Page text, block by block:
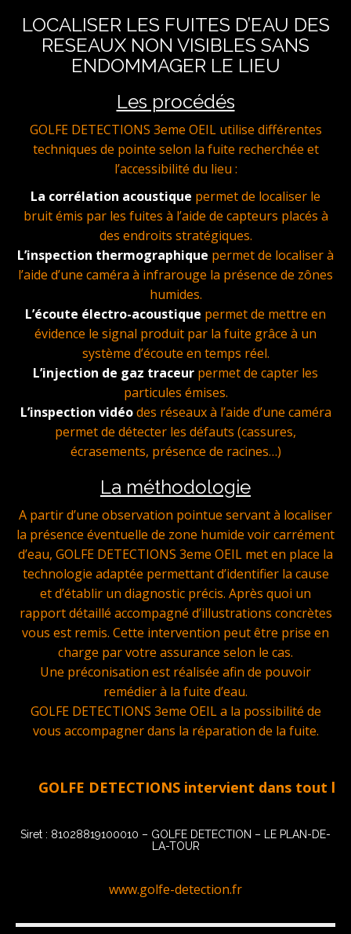
LOCALISER LES FUITES D’EAU DES
RESEAUX NON VISIBLES SANS
ENDOMMAGER LE LIEU
Les procédés
GOLFE DETECTIONS 3eme OEIL utilise différentes
techniques de pointe selon la fuite recherchée et
l’accessibilité du lieu :
La corrélation acoustique permet de localiser le
bruit émis par les fuites à l’aide de capteurs placés à
des endroits stratégiques.
L’inspection thermographique permet de localiser à
l’aide d’une caméra à infrarouge la présence de zônes
humides.
L’écoute électro-acoustique permet de mettre en
évidence le signal produit par la fuite grâce à un
système d’écoute en temps réel.
L’injection de gaz traceur permet de capter les
particules émises.
L’inspection vidéodes réseaux à l’aide d’une caméra
permet de détecter les défauts (cassures,
écrasements, présence de racines…)
La méthodologie
A partir d’une observation pointue servant à localiser
la présence éventuelle de zone humide voir carrément
d’eau, GOLFE DETECTIONS 3eme OEIL met en place la
technologie adaptée permettant d’identifier la cause
et d’établir un diagnostic précis. Après quoi un
rapport détaillé accompagné d’illustrations concrètes
vous est remis. Cette intervention peut être prise en
charge par votre assurance selon le cas.
Une préconisation est réalisée afin de pouvoir
remédier à la fuite d’eau.
GOLFE DETECTIONS 3eme OEIL a la possibilité de
vous accompagner dans la réparation de la fuite.
GOLFE DETECTIONS intervient dans tout le
Siret : 81028819100010 – GOLFE DETECTION – LE PLAN-DE-
LA-TOUR
www.golfe-detection.fr